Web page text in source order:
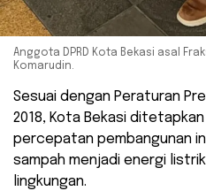
Anggota DPRD Kota Bekasi asal
Komarudin.
Sesuai dengan Peraturan
2018, Kota Bekasi
percepatan pembangunan
sampah menjadi energi
lingkungan.